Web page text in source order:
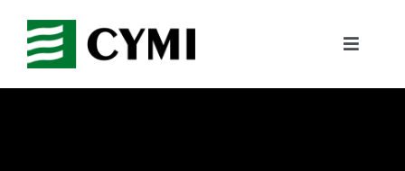
contenido
Toggle
Inicio